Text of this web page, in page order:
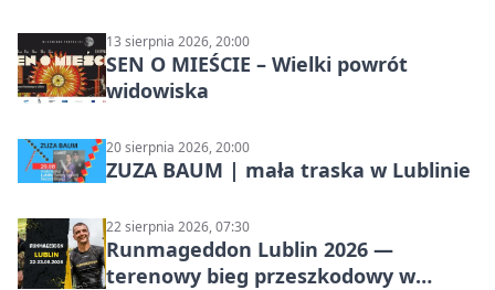
13 sierpnia 2026, 20:00
SEN O MIEŚCIE – Wielki powrót
widowiska
20 sierpnia 2026, 20:00
ZUZA BAUM | mała traska w Lublinie
22 sierpnia 2026, 07:30
Runmageddon Lublin 2026 —
terenowy bieg przeszkodowy w